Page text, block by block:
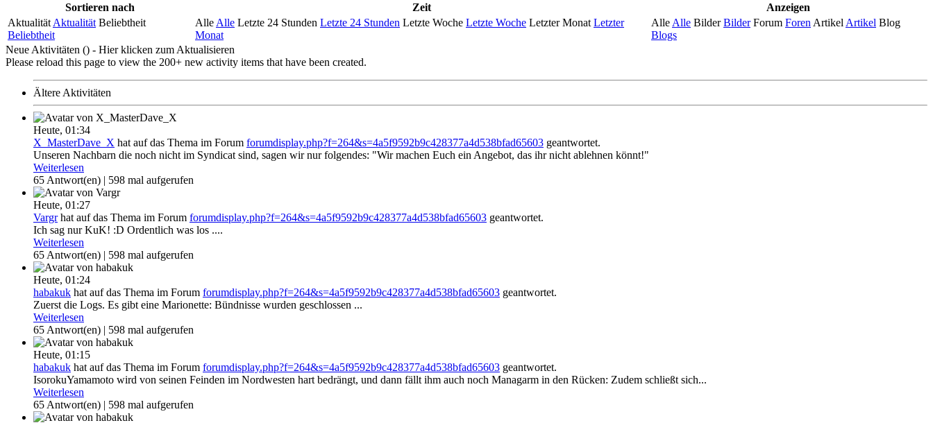
Sortieren nach
Zeit
Anzeigen
AktualitätAktualität Beliebtheit
Beliebtheit
AlleAlle Letzte 24 Stunden Letzte 24 Stunden Letzte Woche Letzte Woche Letzter Monat Letzter
Monat
AlleAlle Bilder Bilder Forum ForenArtikelArtikel Blog
Blogs
Neue Aktivitäten () - Hier klicken zum Aktualisieren
Please reload this page to view the 200+ new activity items that have been created.
Ältere Aktivitäten
Heute, 01:34
X_MasterDave_X hat auf das Thema im Forum forumdisplay.php?f=264&s=4a5f9592b9c428377a4d538bfad65603 geantwortet.
Unseren Nachbarn die noch nicht im Syndicat sind, sagen wir nur folgendes: "Wir machen Euch ein Angebot, das ihr nicht ablehnen könnt!"
Weiterlesen
65 Antwort(en) | 598 mal aufgerufen
Heute, 01:27
Vargrhat auf das Thema im Forum forumdisplay.php?f=264&s=4a5f9592b9c428377a4d538bfad65603 geantwortet.
Ich sag nur KuK! :D Ordentlich was los ....
Weiterlesen
65 Antwort(en) | 598 mal aufgerufen
Heute, 01:24
habakuk hat auf das Thema im Forum forumdisplay.php?f=264&s=4a5f9592b9c428377a4d538bfad65603 geantwortet.
Zuerst die Logs. Es gibt eine Marionette: Bündnisse wurden geschlossen ...
Weiterlesen
65 Antwort(en) | 598 mal aufgerufen
Heute, 01:15
habakuk hat auf das Thema im Forum forumdisplay.php?f=264&s=4a5f9592b9c428377a4d538bfad65603 geantwortet.
IsorokuYamamoto wird von seinen Feinden im Nordwesten hart bedrängt, und dann fällt ihm auch noch Managarm in den Rücken: Zudem schließt sich...
Weiterlesen
65 Antwort(en) | 598 mal aufgerufen